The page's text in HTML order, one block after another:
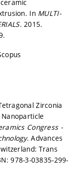
ceramic
In MULTI-
2015.
Zirconia
Congress -
Advances
Trans
978-3-03835-299-